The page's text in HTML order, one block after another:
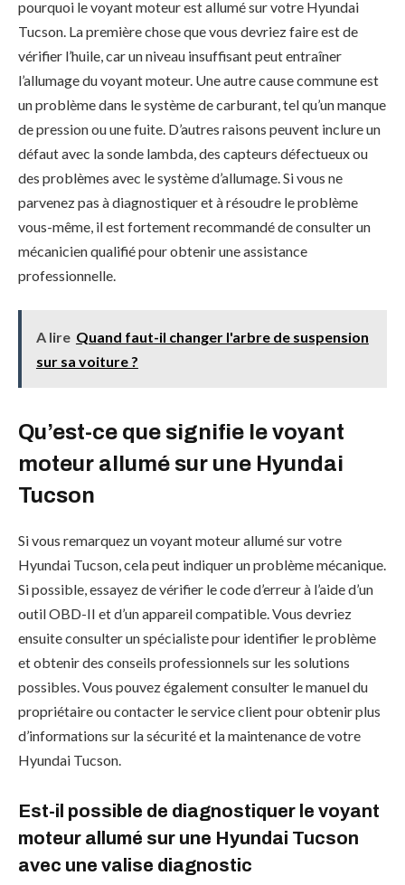
pourquoi le voyant moteur est allumé sur votre Hyundai
Tucson. La première chose que vous devriez faire est de
vérifier l’huile, car un niveau insuffisant peut entraîner
l’allumage du voyant moteur. Une autre cause commune est
un problème dans le système de carburant, tel qu’un manque
de pression ou une fuite. D’autres raisons peuvent inclure un
défaut avec la sonde lambda, des capteurs défectueux ou
des problèmes avec le système d’allumage. Si vous ne
parvenez pas à diagnostiquer et à résoudre le problème
vous-même, il est fortement recommandé de consulter un
mécanicien qualifié pour obtenir une assistance
professionnelle.
A lire Quand faut-il changer l'arbre de suspension
sur sa voiture ?
Qu’est-ce que signifie le voyant
moteur allumé sur une Hyundai
Tucson
Si vous remarquez un voyant moteur allumé sur votre
Hyundai Tucson, cela peut indiquer un problème mécanique.
Si possible, essayez de vérifier le code d’erreur à l’aide d’un
outil OBD-II et d’un appareil compatible. Vous devriez
ensuite consulter un spécialiste pour identifier le problème
et obtenir des conseils professionnels sur les solutions
possibles. Vous pouvez également consulter le manuel du
propriétaire ou contacter le service client pour obtenir plus
d’informations sur la sécurité et la maintenance de votre
Hyundai Tucson.
Est-il possible de diagnostiquer le voyant
moteur allumé sur une Hyundai Tucson
avec une valise diagnostic